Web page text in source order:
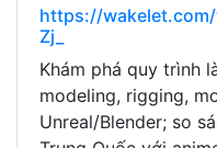
https://
Zj_
Khám phá quy trình
modeling, rigging,
Unreal/Blender; so